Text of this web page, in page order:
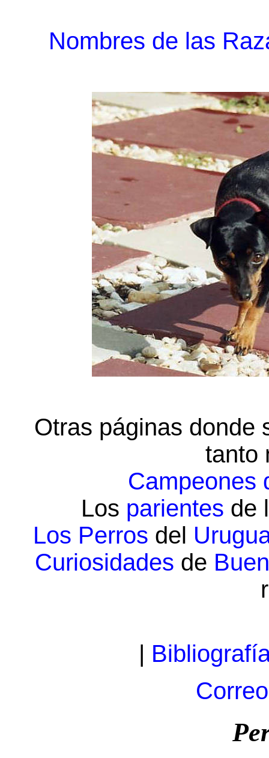
Nombres de las
Otras páginas donde
tanto
Campeones
Los parientes de
Los Perros del
Curiosidades de
|